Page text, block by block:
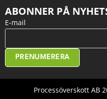
ABONNER PÅ
E-mail
PRENUMERERA
Processöverskott AB